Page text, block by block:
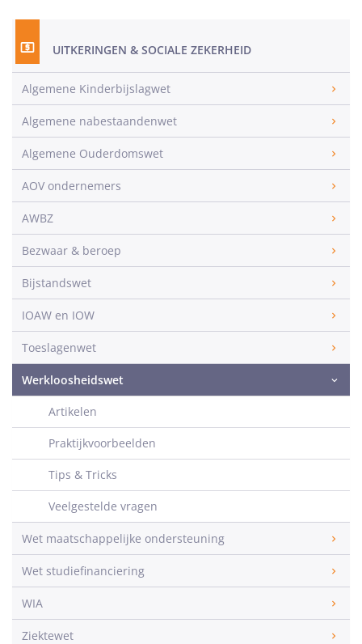
UITKERINGEN & SOCIALE ZEKERHEID
Algemene Kinderbijslagwet
Algemene nabestaandenwet
Algemene Ouderdomswet
AOV ondernemers
AWBZ
Bezwaar & beroep
Bijstandswet
IOAW en IOW
Toeslagenwet
Werkloosheidswet
Artikelen
Praktijkvoorbeelden
Tips & Tricks
Veelgestelde vragen
Wet maatschappelijke ondersteuning
Wet studiefinanciering
WIA
Ziektewet